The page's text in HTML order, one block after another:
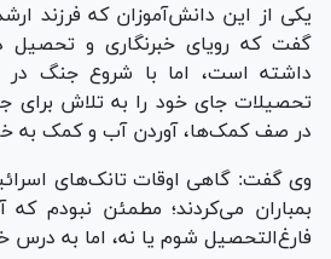
گفت که رویای خبرنگاری و تحصیل
تحصیلات جای خود را به تلاش برای
در صف کمک‌ها، آوردن آب و کمک به
وی گفت: گاهی اوقات تانک‌های
بمباران می‌کردند؛ مطمئن نبودم که
فارغ‌التحصیل شوم یا نه، اما به درس